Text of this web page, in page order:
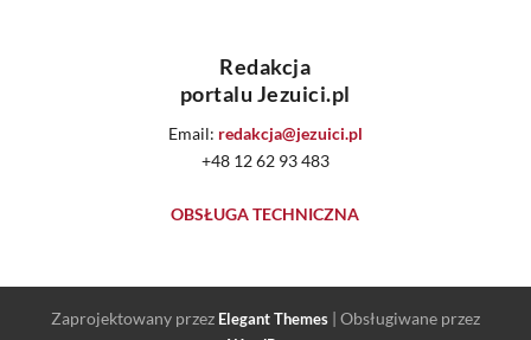
Redakcja
portalu Jezuici.pl
Email: redakcja@jezuici.pl
+48 12 62 93 483
OBSŁUGA TECHNICZNA
Zaprojektowany przez Elegant Themes | Obsługiwane przez